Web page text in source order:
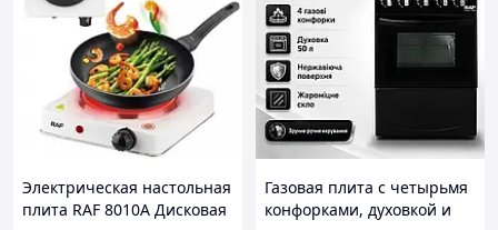
Электрическая настольная
плита RAF 8010A Дисковая
Газовая плита с четырьмя
конфорками, духовкой и